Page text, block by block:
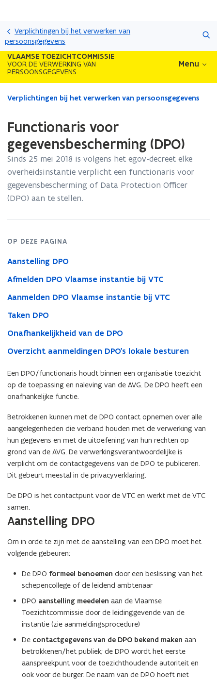
en
de
inhoud
Verplichtingen bij het verwerken van
persoonsgegevens
VLAAMSE TOEZICHTCOMMISSIE
VOOR DE VERWERKING VAN
PERSOONSGEGEVENS
Menu
Gedaan
zich
op:
Functionaris
gegevensbescherming
(DPO)
Verplichtingen bij het verwerken van persoonsgegevens
Functionaris voor
gegevensbescherming (DPO)
Sinds 25 mei 2018 is volgens het egov-decreet elke
overheidsinstantie verplicht een functionaris voor
gegevensbescherming of Data Protection Officer
(DPO) aan te stellen.
OP DEZE PAGINA
Aanstelling DPO
Afmelden DPO Vlaamse instantie bij VTC
Aanmelden DPO Vlaamse instantie bij VTC
Taken DPO
Onafhankelijkheid van de DPO
Overzicht aanmeldingen DPO's lokale besturen
Een DPO/functionaris houdt binnen een organisatie toezicht
op de toepassing en naleving van de AVG. De DPO heeft een
onafhankelijke functie.
Betrokkenen kunnen met de DPO contact opnemen over alle
aangelegenheden die verband houden met de verwerking van
hun gegevens en met de uitoefening van hun rechten op
grond van de AVG. De verwerkingsverantwoordelijke is
verplicht om de contactgegevens van de DPO te publiceren.
Dit gebeurt meestal in de privacyverklaring.
De DPO is het contactpunt voor de VTC en werkt met de VTC
samen.
Aanstelling DPO
Om in orde te zijn met de aanstelling van een DPO moet het
volgende gebeuren:
De DPO formeel benoemen door een beslissing van het
schepencollege of de leidend ambtenaar
DPO aanstelling meedelen aan de Vlaamse
Toezichtcommissie door de leidinggevende van de
instantie (zie aanmeldingsprocedure)
De contactgegevens van de DPO bekend maken aan
betrokkenen/het publiek; de DPO wordt het eerste
aanspreekpunt voor de toezichthoudende autoriteit en
ook voor de burger. De naam van de DPO hoeft niet